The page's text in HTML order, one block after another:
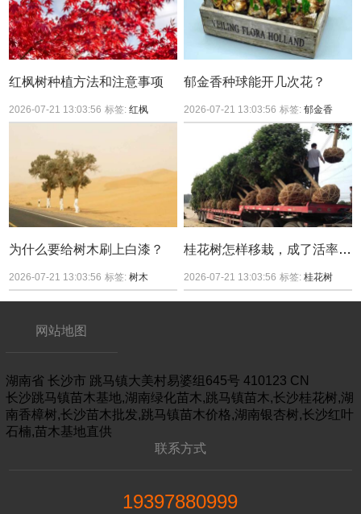
红枫树种植方法和注意事项
2026-07-21 13:03:56 标签:红枫
郁金香种球能开几次花？
2026-07-21 13:03:56 标签:郁金香
为什么要给树木刷上白漆？
2026-07-21 13:03:56 标签:树木
桂花树怎样移栽，成了活率较高？
2026-07-21 13:03:56 标签:桂花树
网站地图
湖南省 长沙市 跳马镇大美村易婆组645号 410123 CN
长沙跳马镇苗木基地,湖南绿化苗木,跳马镇苗木,长沙桂花树,湖
南香樟树,长沙苗木批发,跳马镇苗木价格,湖南银杏树,长沙红叶
石楠,苗木基地直供
联系方式
19397880999